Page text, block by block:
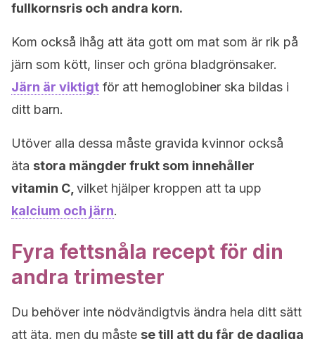
fullkornsris och andra korn.
Kom också ihåg att äta gott om mat som är rik på
järn som kött, linser och gröna bladgrönsaker.
Järn är viktigt för att hemoglobiner ska bildas i
ditt barn.
Utöver alla dessa måste gravida kvinnor också
äta stora mängder frukt som innehåller
vitamin C, vilket hjälper kroppen att ta upp
kalcium och järn.
Fyra fettsnåla recept för din
andra trimester
Du behöver inte nödvändigtvis ändra hela ditt sätt
att äta, men du måste se till att du får de dagliga